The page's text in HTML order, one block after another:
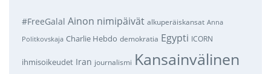
#FreeGalal Ainon nimipäivät alkuperäiskansat Anna
Politkovskaja Charlie Hebdo demokratia Egypti ICORN
ihmisoikeudet Iran journalismi Kansainvälinen